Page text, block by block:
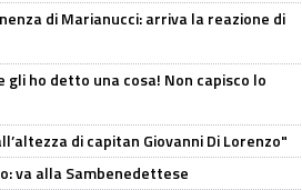
di Marianucci: arriva la reazione di
ho detto una cosa! Non capisco lo
di capitan Giovanni Di Lorenzo"
va alla Sambenedettese